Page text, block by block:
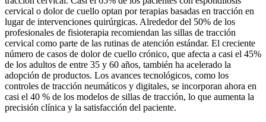
cervical o dolor de cuello optan por terapias basadas en tracción en
lugar de intervenciones quirúrgicas. Alrededor del 50% de los
profesionales de fisioterapia recomiendan las sillas de tracción
cervical como parte de las rutinas de atención estándar. El creciente
número de casos de dolor de cuello crónico, que afecta a casi el 45%
de los adultos de entre 35 y 60 años, también ha acelerado la
adopción de productos. Los avances tecnológicos, como los
controles de tracción neumáticos y digitales, se incorporan ahora en
casi el 40 % de los modelos de sillas de tracción, lo que aumenta la
precisión clínica y la satisfacción del paciente.